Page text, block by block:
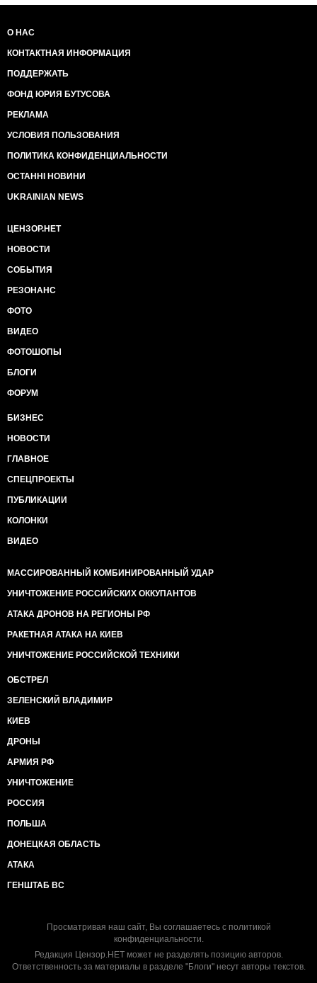
О НАС
КОНТАКТНАЯ ИНФОРМАЦИЯ
ПОДДЕРЖАТЬ
ФОНД ЮРИЯ БУТУСОВА
РЕКЛАМА
УСЛОВИЯ ПОЛЬЗОВАНИЯ
ПОЛИТИКА КОНФИДЕНЦИАЛЬНОСТИ
ОСТАННІ НОВИНИ
UKRAINIAN NEWS
ЦЕНЗОР.НЕТ
НОВОСТИ
СОБЫТИЯ
РЕЗОНАНС
ФОТО
ВИДЕО
ФОТОШОПЫ
БЛОГИ
ФОРУМ
БИЗНЕС
НОВОСТИ
ГЛАВНОЕ
СПЕЦПРОЕКТЫ
ПУБЛИКАЦИИ
КОЛОНКИ
ВИДЕО
МАССИРОВАННЫЙ КОМБИНИРОВАННЫЙ УДАР
УНИЧТОЖЕНИЕ РОССИЙСКИХ ОККУПАНТОВ
АТАКА ДРОНОВ НА РЕГИОНЫ РФ
РАКЕТНАЯ АТАКА НА КИЕВ
УНИЧТОЖЕНИЕ РОССИЙСКОЙ ТЕХНИКИ
ОБСТРЕЛ
ЗЕЛЕНСКИЙ ВЛАДИМИР
КИЕВ
ДРОНЫ
АРМИЯ РФ
УНИЧТОЖЕНИЕ
РОССИЯ
ПОЛЬША
ДОНЕЦКАЯ ОБЛАСТЬ
АТАКА
ГЕНШТАБ ВС
Просматривая наш сайт, Вы соглашаетесь с политикой
конфиденциальности.
Редакция Цензор.НЕТ может не разделять позицию авторов.
Ответственность за материалы в разделе "Блоги" несут авторы текстов.